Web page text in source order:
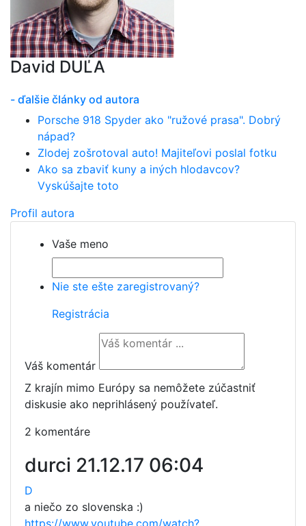
David DUĽA
- ďalšie články od autora
Porsche 918 Spyder ako "ružové prasa". Dobrý
nápad?
Zlodej zošrotoval auto! Majiteľovi poslal fotku
Ako sa zbaviť kuny a iných hlodavcov?
Vyskúšajte toto
Profil autora
Vaše meno
Nie ste ešte zaregistrovaný?
Registrácia
Váš komentár
Z krajín mimo Európy sa nemôžete zúčastniť
diskusie ako neprihlásený používateľ.
2 komentáre
durci 21.12.17 06:04
D
a niečo zo slovenska :)
https://www.youtube.com/watch?